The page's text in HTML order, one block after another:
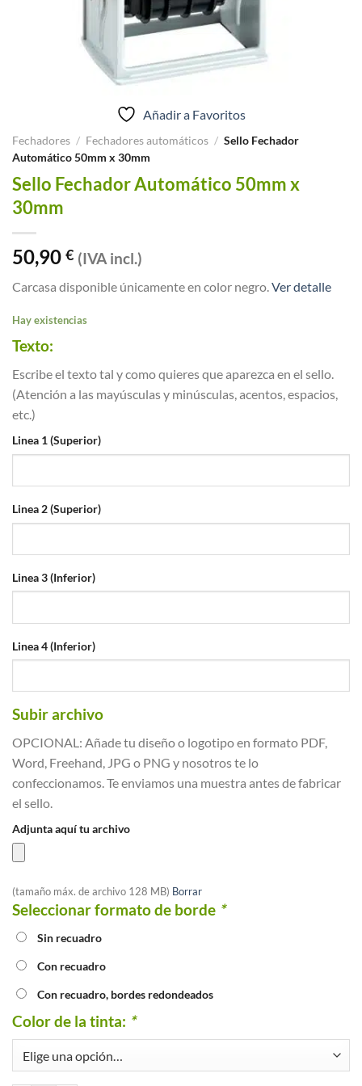
Añadir a Favoritos
Fechadores / Fechadores automáticos / Sello Fechador
Automático 50mm x 30mm
Sello Fechador Automático 50mm x
30mm
50,90 € (IVA incl.)
Carcasa disponible únicamente en color negro. Ver detalle
Hay existencias
Texto:
Escribe el texto tal y como quieres que aparezca en el sello.
(Atención a las mayúsculas y minúsculas, acentos, espacios,
etc.)
Linea 1 (Superior)
Linea 2 (Superior)
Linea 3 (Inferior)
Linea 4 (Inferior)
Subir archivo
OPCIONAL: Añade tu diseño o logotipo en formato PDF,
Word, Freehand, JPG o PNG y nosotros te lo
confeccionamos. Te enviamos una muestra antes de fabricar
el sello.
Adjunta aquí tu archivo
(tamaño máx. de archivo 128 MB) Borrar
Seleccionar formato de borde *
Sin recuadro
Con recuadro
Con recuadro, bordes redondeados
Color de la tinta: *